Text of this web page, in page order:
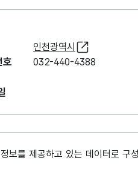
인천광역시
호 032-440-4388
보를 제공하고 있는 데이터로 구